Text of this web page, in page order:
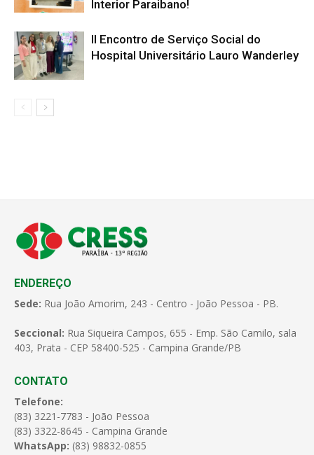
Interior Paraibano!
II Encontro de Serviço Social do
Hospital Universitário Lauro Wanderley
ENDEREÇO
Sede: Rua João Amorim, 243 - Centro - João Pessoa - PB.
Seccional: Rua Siqueira Campos, 655 - Emp. São Camilo, sala
403, Prata - CEP 58400-525 - Campina Grande/PB
CONTATO
Telefone:
(83) 3221-7783 - João Pessoa
(83) 3322-8645 - Campina Grande
WhatsApp: (83) 98832-0855